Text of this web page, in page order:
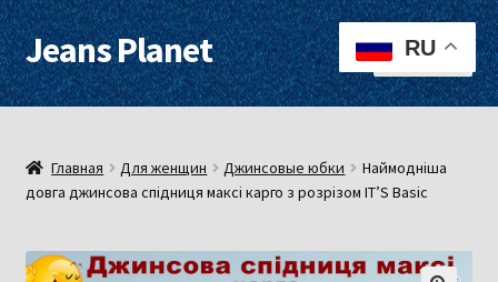
Перейти
к
навигации
Перейти
к
содержимому
Jeans Planet Меню
Для женщин
Для мужчин
Главная Для женщин Джинсовые юбки
Наймодніша
довга джинсова спідниця максі карго з розрізом ITʼS Basic
RU